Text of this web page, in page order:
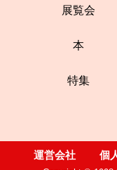
展覧会
本
特集
運営会社 個